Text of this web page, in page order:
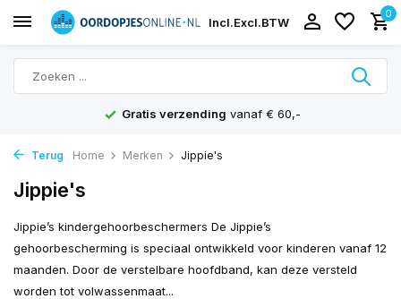
Incl.Excl.BTW
0
Gratis verzending vanaf € 60,-
Terug Home Merken Jippie's
Jippie's
Jippie’s kindergehoorbeschermers De Jippie’s
gehoorbescherming is speciaal ontwikkeld voor kinderen vanaf 12
maanden. Door de verstelbare hoofdband, kan deze versteld
worden tot volwassenmaat...